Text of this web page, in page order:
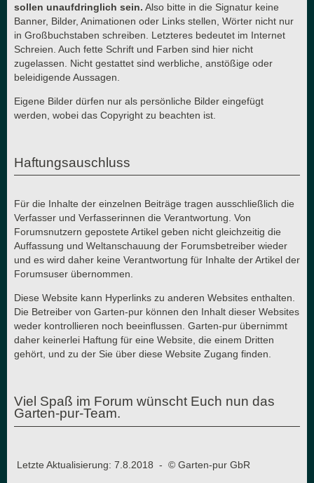
sollen unaufdringlich sein. Also bitte in die Signatur keine
Banner, Bilder, Animationen oder Links stellen, Wörter nicht nur
in Großbuchstaben schreiben. Letzteres bedeutet im Internet
Schreien. Auch fette Schrift und Farben sind hier nicht
zugelassen. Nicht gestattet sind werbliche, anstößige oder
beleidigende Aussagen.
Eigene Bilder dürfen nur als persönliche Bilder eingefügt
werden, wobei das Copyright zu beachten ist.
Haftungsauschluss
Für die Inhalte der einzelnen Beiträge tragen ausschließlich die
Verfasser und Verfasserinnen die Verantwortung. Von
Forumsnutzern gepostete Artikel geben nicht gleichzeitig die
Auffassung und Weltanschauung der Forumsbetreiber wieder
und es wird daher keine Verantwortung für Inhalte der Artikel der
Forumsuser übernommen.
Diese Website kann Hyperlinks zu anderen Websites enthalten.
Die Betreiber von Garten-pur können den Inhalt dieser Websites
weder kontrollieren noch beeinflussen. Garten-pur übernimmt
daher keinerlei Haftung für eine Website, die einem Dritten
gehört, und zu der Sie über diese Website Zugang finden.
Viel Spaß im Forum wünscht Euch nun das
Garten-pur-Team.
Letzte Aktualisierung: 7.8.2018 - © Garten-pur GbR